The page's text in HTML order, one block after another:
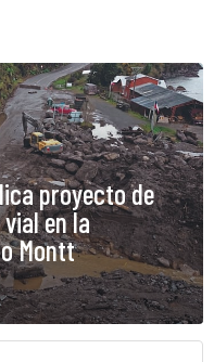
proyecto de
en la
Montt